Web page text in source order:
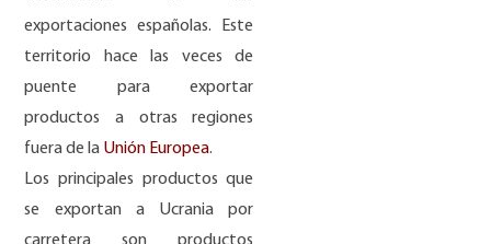
exportaciones españolas. Este
territorio hace las veces de
puente para exportar
productos a otras regiones
fuera de la Unión Europea.
Los principales productos que
se exportan a Ucrania por
carretera son productos